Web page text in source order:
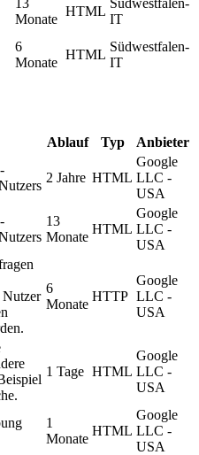
Monate
HTML
IT
6
Monate
HTML
Südwestfalen-
IT
Ablauf Typ Anbieter
2 Jahre HTML
Google
LLC -
USA
13
Monate
HTML
Google
LLC -
USA
6
Monate
HTTP
Google
LLC -
USA
1 Tage HTML
Google
LLC -
USA
1
Monate
HTML
Google
LLC -
USA